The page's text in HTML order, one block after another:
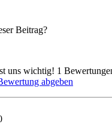
Beitrag?
uns wichtig! 1
abgeben